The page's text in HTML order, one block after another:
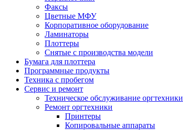
Факсы
Цветные МФУ
Корпоративное оборудование
Ламинаторы
Плоттеры
Снятые с производства модели
Бумага для плоттера
Программные продукты
Техника с пробегом
Сервис и ремонт
Техническое обслуживание оргтехники
Ремонт оргтехники
Принтеры
Копировальные аппараты